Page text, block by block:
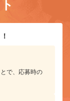
で、応募時の